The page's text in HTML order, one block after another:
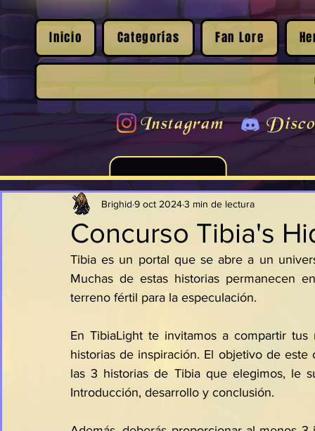
Inicio Categorías Fan Lore
Instagram
Concurso Tibia's
Brighid 9 oct 20243 min de lectura
Tibia es un portal que se abre a un
Muchas de estas historias permanecen
terreno fértil para la especulación.
En TibiaLight te invitamos a compartir
historias de inspiración. El objetivo de
las 3 historias de Tibia que elegimos, le
Introducción, desarrollo y conclusión.